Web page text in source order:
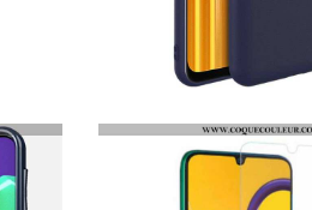
COQUE SAMSUNG GALAXY M21 IMAK GIVRÉ MAT